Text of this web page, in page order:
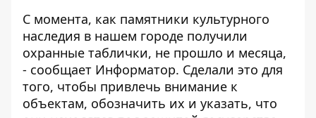
С момента, как памятники культурного
наследия в нашем городе получили
охранные таблички, не прошло и месяца,
- сообщает Информатор. Сделали это для
того, чтобы привлечь внимание к
объектам, обозначить их и указать, что